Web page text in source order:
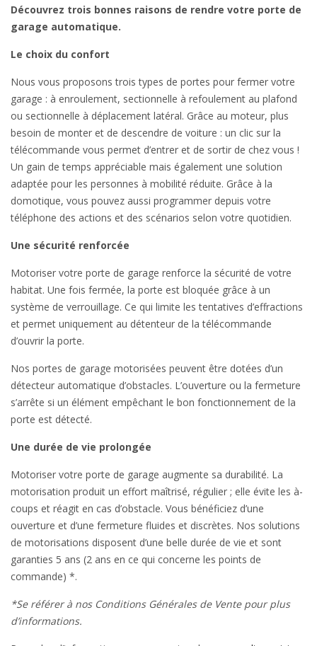
Découvrez trois bonnes raisons de rendre votre porte de
garage automatique.
Le choix du confort
Nous vous proposons trois types de portes pour fermer votre
garage : à enroulement, sectionnelle à refoulement au plafond
ou sectionnelle à déplacement latéral. Grâce au moteur, plus
besoin de monter et de descendre de voiture : un clic sur la
télécommande vous permet d’entrer et de sortir de chez vous !
Un gain de temps appréciable mais également une solution
adaptée pour les personnes à mobilité réduite. Grâce à la
domotique, vous pouvez aussi programmer depuis votre
téléphone des actions et des scénarios selon votre quotidien.
Une sécurité renforcée
Motoriser votre porte de garage renforce la sécurité de votre
habitat. Une fois fermée, la porte est bloquée grâce à un
système de verrouillage. Ce qui limite les tentatives d’effractions
et permet uniquement au détenteur de la télécommande
d’ouvrir la porte.
Nos portes de garage motorisées peuvent être dotées d’un
détecteur automatique d’obstacles. L’ouverture ou la fermeture
s’arrête si un élément empêchant le bon fonctionnement de la
porte est détecté.
Une durée de vie prolongée
Motoriser votre porte de garage augmente sa durabilité. La
motorisation produit un effort maîtrisé, régulier ; elle évite les à-
coups et réagit en cas d’obstacle. Vous bénéficiez d’une
ouverture et d’une fermeture fluides et discrètes. Nos solutions
de motorisations disposent d’une belle durée de vie et sont
garanties 5 ans (2 ans en ce qui concerne les points de
commande) *.
*Se référer à nos Conditions Générales de Vente pour plus
d’informations.